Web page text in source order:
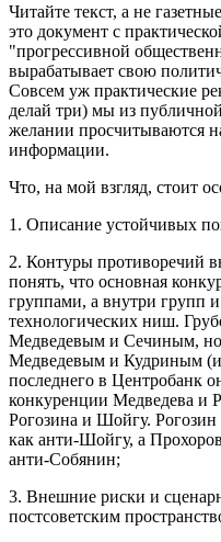
Читайте текст, а не
это документ с
"прогрессивной
вырабатывает свою
Совсем уж практические
делай три) мы из
желании просчитываются
информации.
Что, на мой взгляд, стоит
1. Описание устойчивых
2. Контуры противоречий
понять, что основная
группами, а внутри групп
технологических ниш.
Медведевым и Сечиным, но
Медведевым и Кудриным (и
последнего в Центробанк
конкуренции Медведева и
Рогозина и Шойгу. Рогозин
как анти-Шойгу, а
анти-Собянин;
3. Внешние риски и
постсоветским